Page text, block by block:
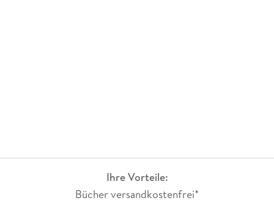
Ihre Vorteile:
Bücher versandkostenfrei*